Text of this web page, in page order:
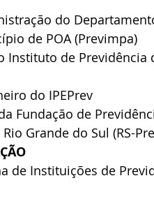
do
de POA (Previmpa)
Instituto de Previdência
do IPEPrev
Fundação de
Grande do Sul (RS-
de Instituições de